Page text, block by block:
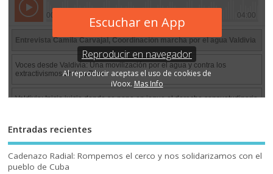
Entradas recientes
Cadenazo Radial: Rompemos el cerco y nos solidarizamos con el
pueblo de Cuba